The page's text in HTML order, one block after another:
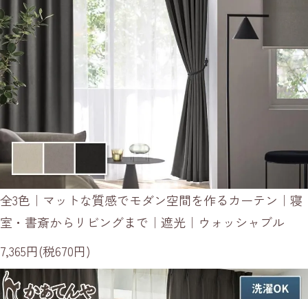
全3色｜マットな質感でモダン空間を作るカーテン｜寝
室・書斎からリビングまで｜遮光｜ウォッシャブル
7,365円(税670円)